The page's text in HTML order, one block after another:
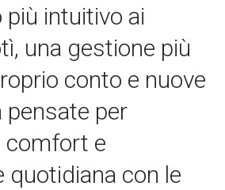
intuitivo ai
una gestione più
conto e nuove
pensate per
comfort e
quotidiana con le